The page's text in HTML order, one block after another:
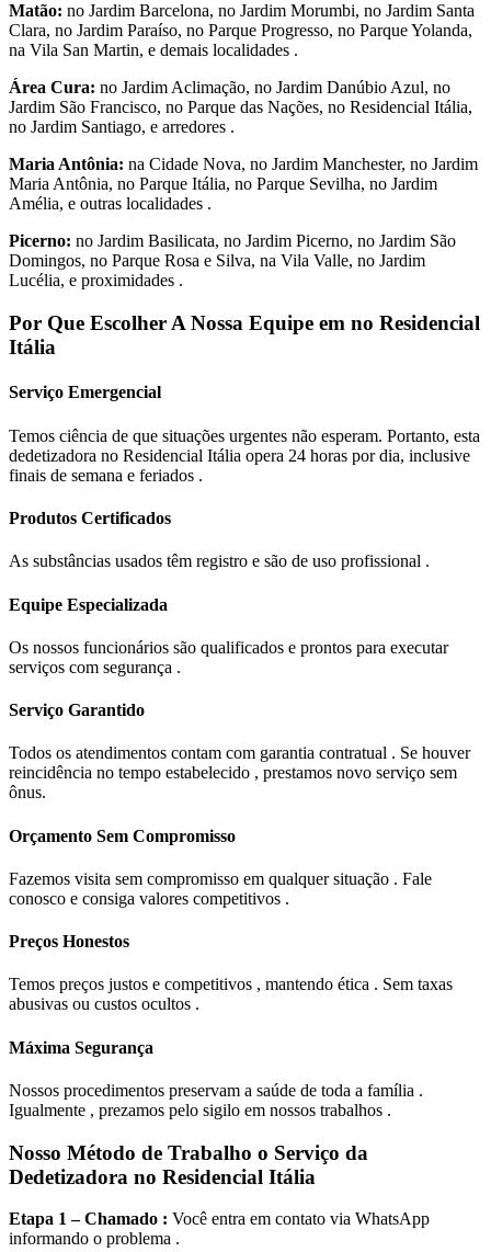
Matão: no Jardim Barcelona, no Jardim Morumbi, no Jardim Santa
Clara, no Jardim Paraíso, no Parque Progresso, no Parque Yolanda,
na Vila San Martin, e demais localidades .
Área Cura: no Jardim Aclimação, no Jardim Danúbio Azul, no
Jardim São Francisco, no Parque das Nações, no Residencial Itália,
no Jardim Santiago, e arredores .
Maria Antônia: na Cidade Nova, no Jardim Manchester, no Jardim
Maria Antônia, no Parque Itália, no Parque Sevilha, no Jardim
Amélia, e outras localidades .
Picerno: no Jardim Basilicata, no Jardim Picerno, no Jardim São
Domingos, no Parque Rosa e Silva, na Vila Valle, no Jardim
Lucélia, e proximidades .
Por Que Escolher A Nossa Equipe em no Residencial
Itália
Serviço Emergencial
Temos ciência de que situações urgentes não esperam. Portanto, esta
dedetizadora no Residencial Itália opera 24 horas por dia, inclusive
finais de semana e feriados .
Produtos Certificados
As substâncias usados têm registro e são de uso profissional .
Equipe Especializada
Os nossos funcionários são qualificados e prontos para executar
serviços com segurança .
Serviço Garantido
Todos os atendimentos contam com garantia contratual . Se houver
reincidência no tempo estabelecido , prestamos novo serviço sem
ônus.
Orçamento Sem Compromisso
Fazemos visita sem compromisso em qualquer situação . Fale
conosco e consiga valores competitivos .
Preços Honestos
Temos preços justos e competitivos , mantendo ética . Sem taxas
abusivas ou custos ocultos .
Máxima Segurança
Nossos procedimentos preservam a saúde de toda a família .
Igualmente , prezamos pelo sigilo em nossos trabalhos .
Nosso Método de Trabalho o Serviço da
Dedetizadora no Residencial Itália
Etapa 1 – Chamado : Você entra em contato via WhatsApp
informando o problema .